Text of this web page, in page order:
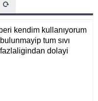
kendim kullanıyorum
tum sıvı
dolayi